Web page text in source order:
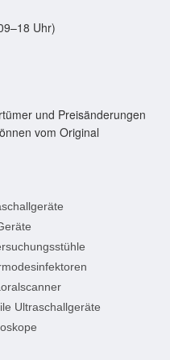
Uhr)
und Preisänderungen
vom Original
Ultraschallgeräte